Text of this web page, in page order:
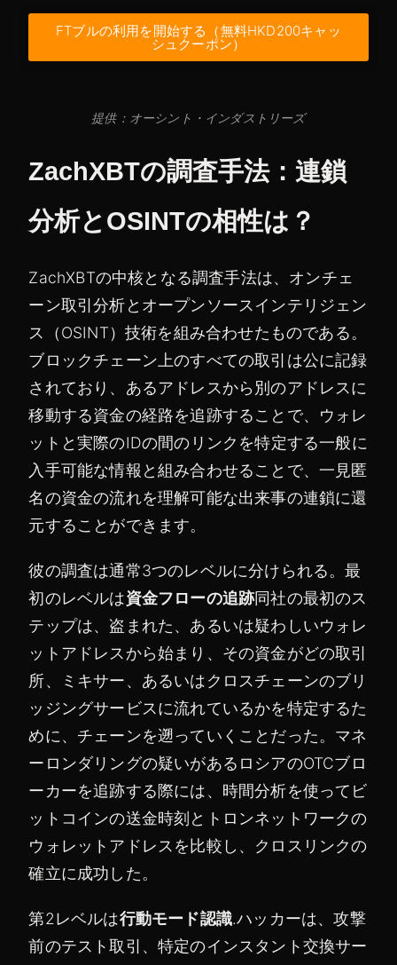
FTブルの利用を開始する（無料HKD200キャッ
シュクーポン）
提供：オーシント・インダストリーズ
ZachXBTの調査手法：連鎖
分析とOSINTの相性は？
ZachXBTの中核となる調査手法は、オンチェ
ーン取引分析とオープンソースインテリジェン
ス（OSINT）技術を組み合わせたものである。
ブロックチェーン上のすべての取引は公に記録
されており、あるアドレスから別のアドレスに
移動する資金の経路を追跡することで、ウォレ
ットと実際のIDの間のリンクを特定する一般に
入手可能な情報と組み合わせることで、一見匿
名の資金の流れを理解可能な出来事の連鎖に還
元することができます。
彼の調査は通常3つのレベルに分けられる。最
初のレベルは資金フローの追跡同社の最初のス
テップは、盗まれた、あるいは疑わしいウォレ
ットアドレスから始まり、その資金がどの取引
所、ミキサー、あるいはクロスチェーンのブリ
ッジングサービスに流れているかを特定するた
めに、チェーンを遡っていくことだった。マネ
ーロンダリングの疑いがあるロシアのOTCブロ
ーカーを追跡する際には、時間分析を使ってビ
ットコインの送金時刻とトロンネットワークの
ウォレットアドレスを比較し、クロスリンクの
確立に成功した。
第2レベルは行動モード認識.ハッカーは、攻撃
前のテスト取引、特定のインスタント交換サー